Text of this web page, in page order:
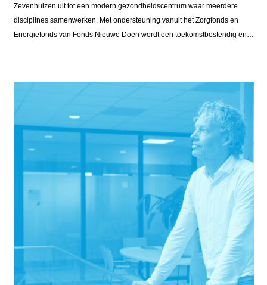
Zevenhuizen uit tot een modern gezondheidscentrum waar meerdere
disciplines samenwerken. Met ondersteuning vanuit het Zorgfonds en
Energiefonds van Fonds Nieuwe Doen wordt een toekomstbestendig en